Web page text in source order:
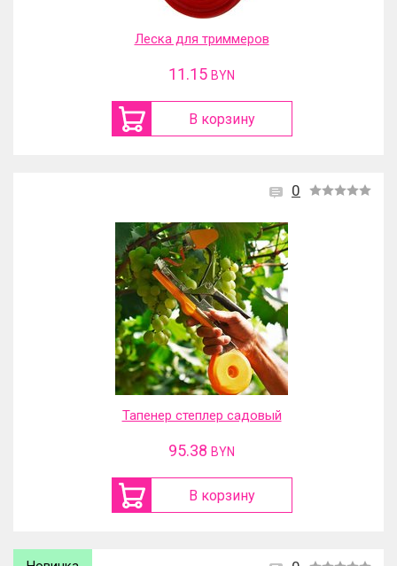
Леска для триммеров
11.15 BYN
В корзину
0
Тапенер степлер садовый
95.38 BYN
В корзину